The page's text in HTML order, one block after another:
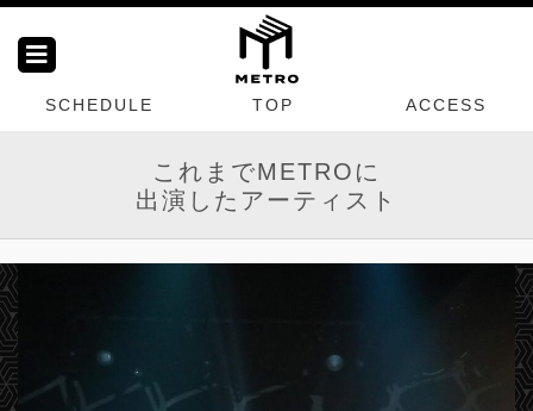
SCHEDULE TOP ACCESS
これまでMETROに
出演したアーティスト